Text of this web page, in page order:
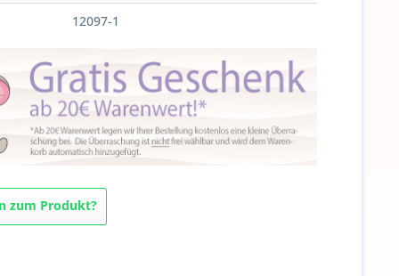
12097-1
zum Produkt?